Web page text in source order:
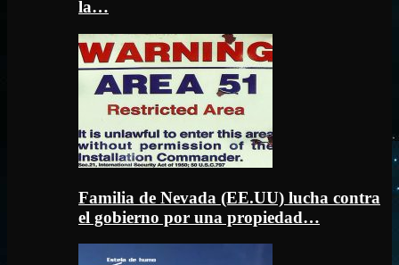
la…
Familia de Nevada (EE.UU) lucha contra
el gobierno por una propiedad…